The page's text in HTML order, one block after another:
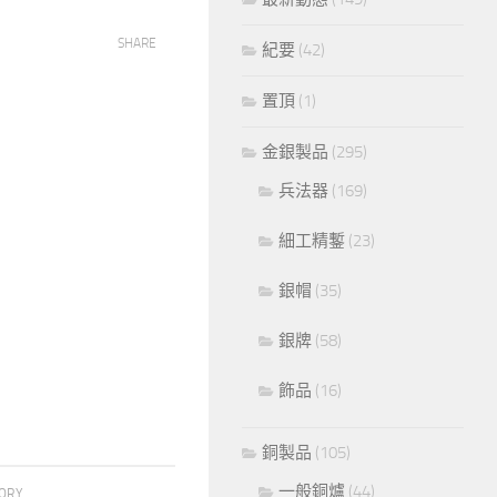
SHARE 紀要 (42)
置頂 (1)
金銀製品 (295)
兵法器 (169)
細工精鏨 (23)
銀帽 (35)
銀牌 (58)
飾品 (16)
銅製品 (105)
一般銅爐 (44)